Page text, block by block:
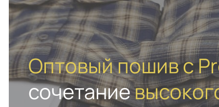
Оптовый пошив с
сочетание